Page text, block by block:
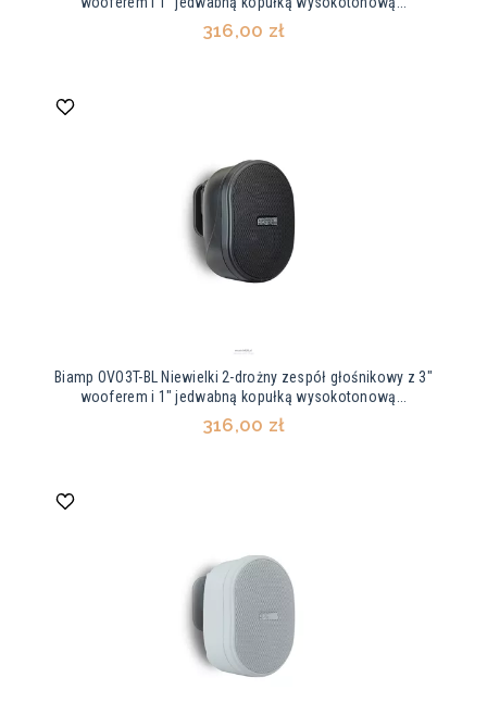
316,00 zł
Biamp OVO3T-BL Niewielki 2-drożny zespół głośnikowy z 3"
wooferem i 1" jedwabną kopułką wysokotonową...
316,00 zł